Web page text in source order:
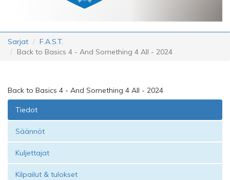
Sarjat
F.A.S.T.
Back to Basics 4 - And Something 4 All - 2024
Back to Basics 4 - And Something 4 All - 2024
Tiedot
Säännöt
Kuljettajat
Kilpailut & tulokset